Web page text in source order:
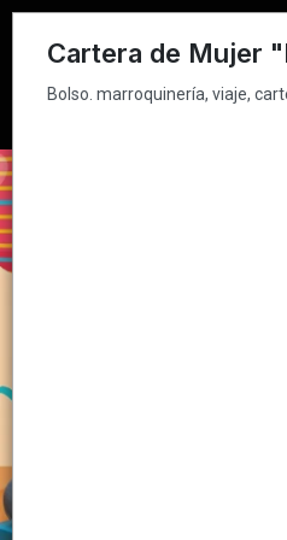
Bolso. marroquinería, viaje, cartera
Cartera de Mujer
Bolso. marroquinería, viaje,